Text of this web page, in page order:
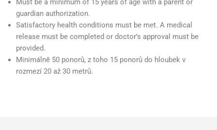
Must be a minimum of 15 years of age with a parent or
guardian authorization.
Satisfactory health conditions must be met. A medical
release must be completed or doctor’s approval must be
provided.
Minimálně 50 ponorů, z toho 15 ponorů do hloubek v
rozmezí 20 až 30 metrů.